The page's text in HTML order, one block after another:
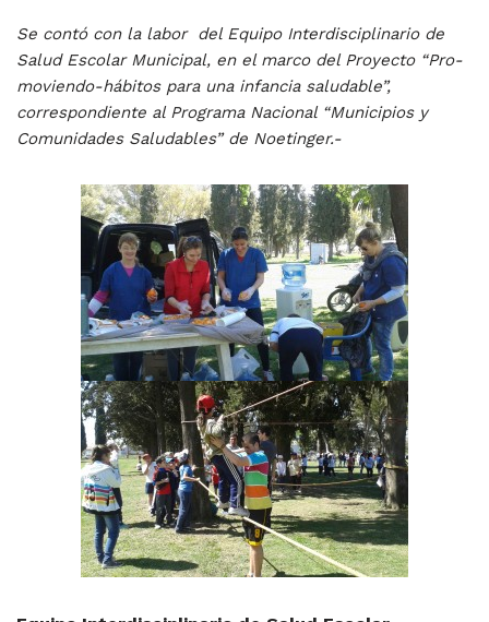
Se contó con la labor del Equipo Interdisciplinario de
Salud Escolar Municipal, en el marco del Proyecto “Pro-
moviendo-hábitos para una infancia saludable”,
correspondiente al Programa Nacional “Municipios y
Comunidades Saludables” de Noetinger.-